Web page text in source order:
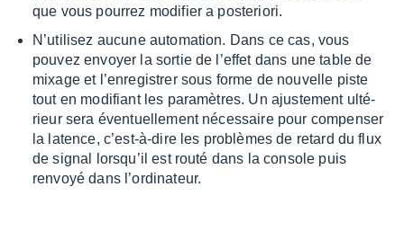
que vous pour­rez modi­fier a poste­riori.
N’uti­li­sez aucune auto­ma­tion. Dans ce cas, vous
pouvez envoyer la sortie de l’ef­fet dans une table de
mixage et l’en­re­gis­trer sous forme de nouvelle piste
tout en modi­fiant les para­mètres. Un ajus­te­ment ulté­
rieur sera éven­tuel­le­ment néces­saire pour compen­ser
la latence, c’est-à-dire les problèmes de retard du flux
de signal lorsqu’il est routé dans la console puis
renvoyé dans l’or­di­na­teur.